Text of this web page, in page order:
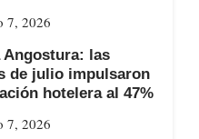
7, 2026
Angostura: las
de julio impulsaron
hotelera al 47%
7, 2026